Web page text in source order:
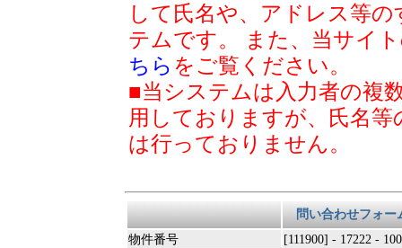
して氏名や、アドレス等
テムです。 また、当サイ
ちら をご覧ください。
■当システムは入力者の複
用しておりますが、氏名
は行っておりません。
問い合わせフォー
物件番号
[111900] - 17222 -